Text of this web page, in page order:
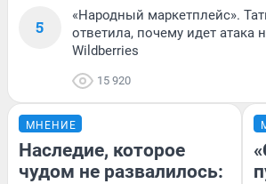
5
«Народный маркетплейс».
ответила, почему идет атака
Wildberries
15 920
МНЕНИЕ
Наследие, которое
чудом не развалилось: